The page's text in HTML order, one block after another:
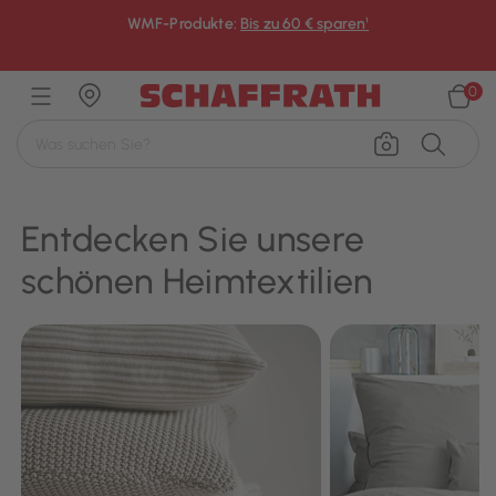
WMF-Produkte: Bis zu 60 € sparen¹
0
Entdecken Sie unsere
schönen Heimtextilien